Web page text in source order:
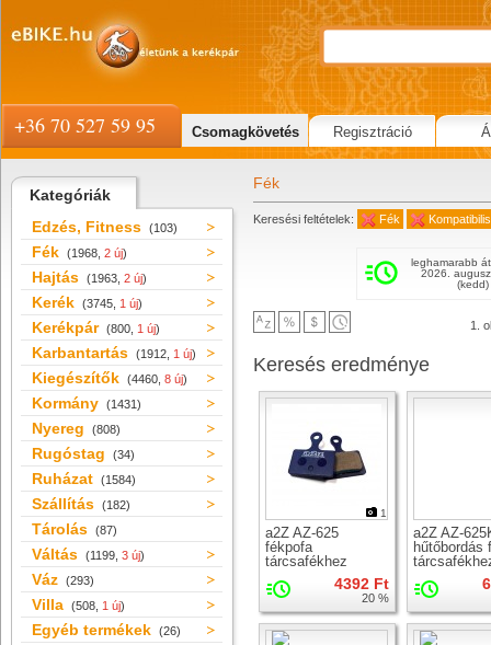
Kategóriák
Edzés, Fitness (103)
Fék (1968, 2 új)
Hajtás (1963, 2 új)
Kerék (3745, 1 új)
Kerékpár (800, 1 új)
Karbantartás (1912, 1 új)
Kiegészítők (4460, 8 új)
Kormány (1431)
Nyereg (808)
Rugóstag (34)
Ruházat (1584)
Szállítás (182)
Tárolás (87)
Váltás (1199, 3 új)
Váz (293)
Villa (508, 1 új)
Egyéb termékek (26)
Fék
Keresési feltételek: Fék
leghamarabb
2026.
(kedd)
1.
Keresés eredménye
1
a2Z AZ-625
fékpofa
tárcsafékhez
4392 Ft
20 %
a2Z AZ-
hűtőbordás
+36 70 527 59 95 Csomagkövetés Regisztráció